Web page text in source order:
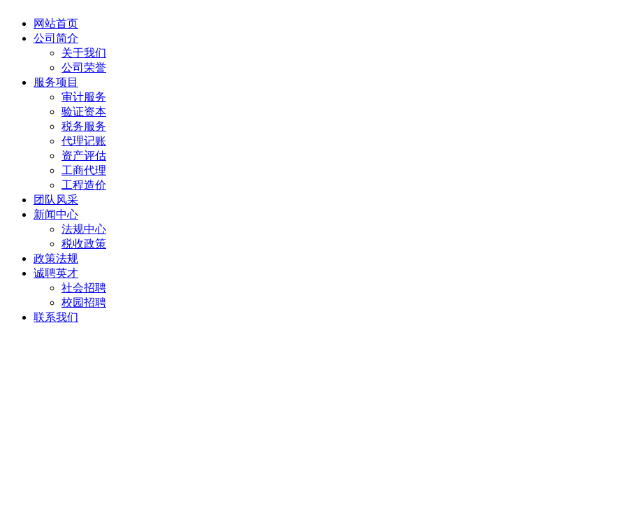
网站首页
公司简介
关于我们
公司荣誉
服务项目
审计服务
验证资本
税务服务
代理记账
资产评估
工商代理
工程造价
团队风采
新闻中心
法规中心
税收政策
政策法规
诚聘英才
社会招聘
校园招聘
联系我们